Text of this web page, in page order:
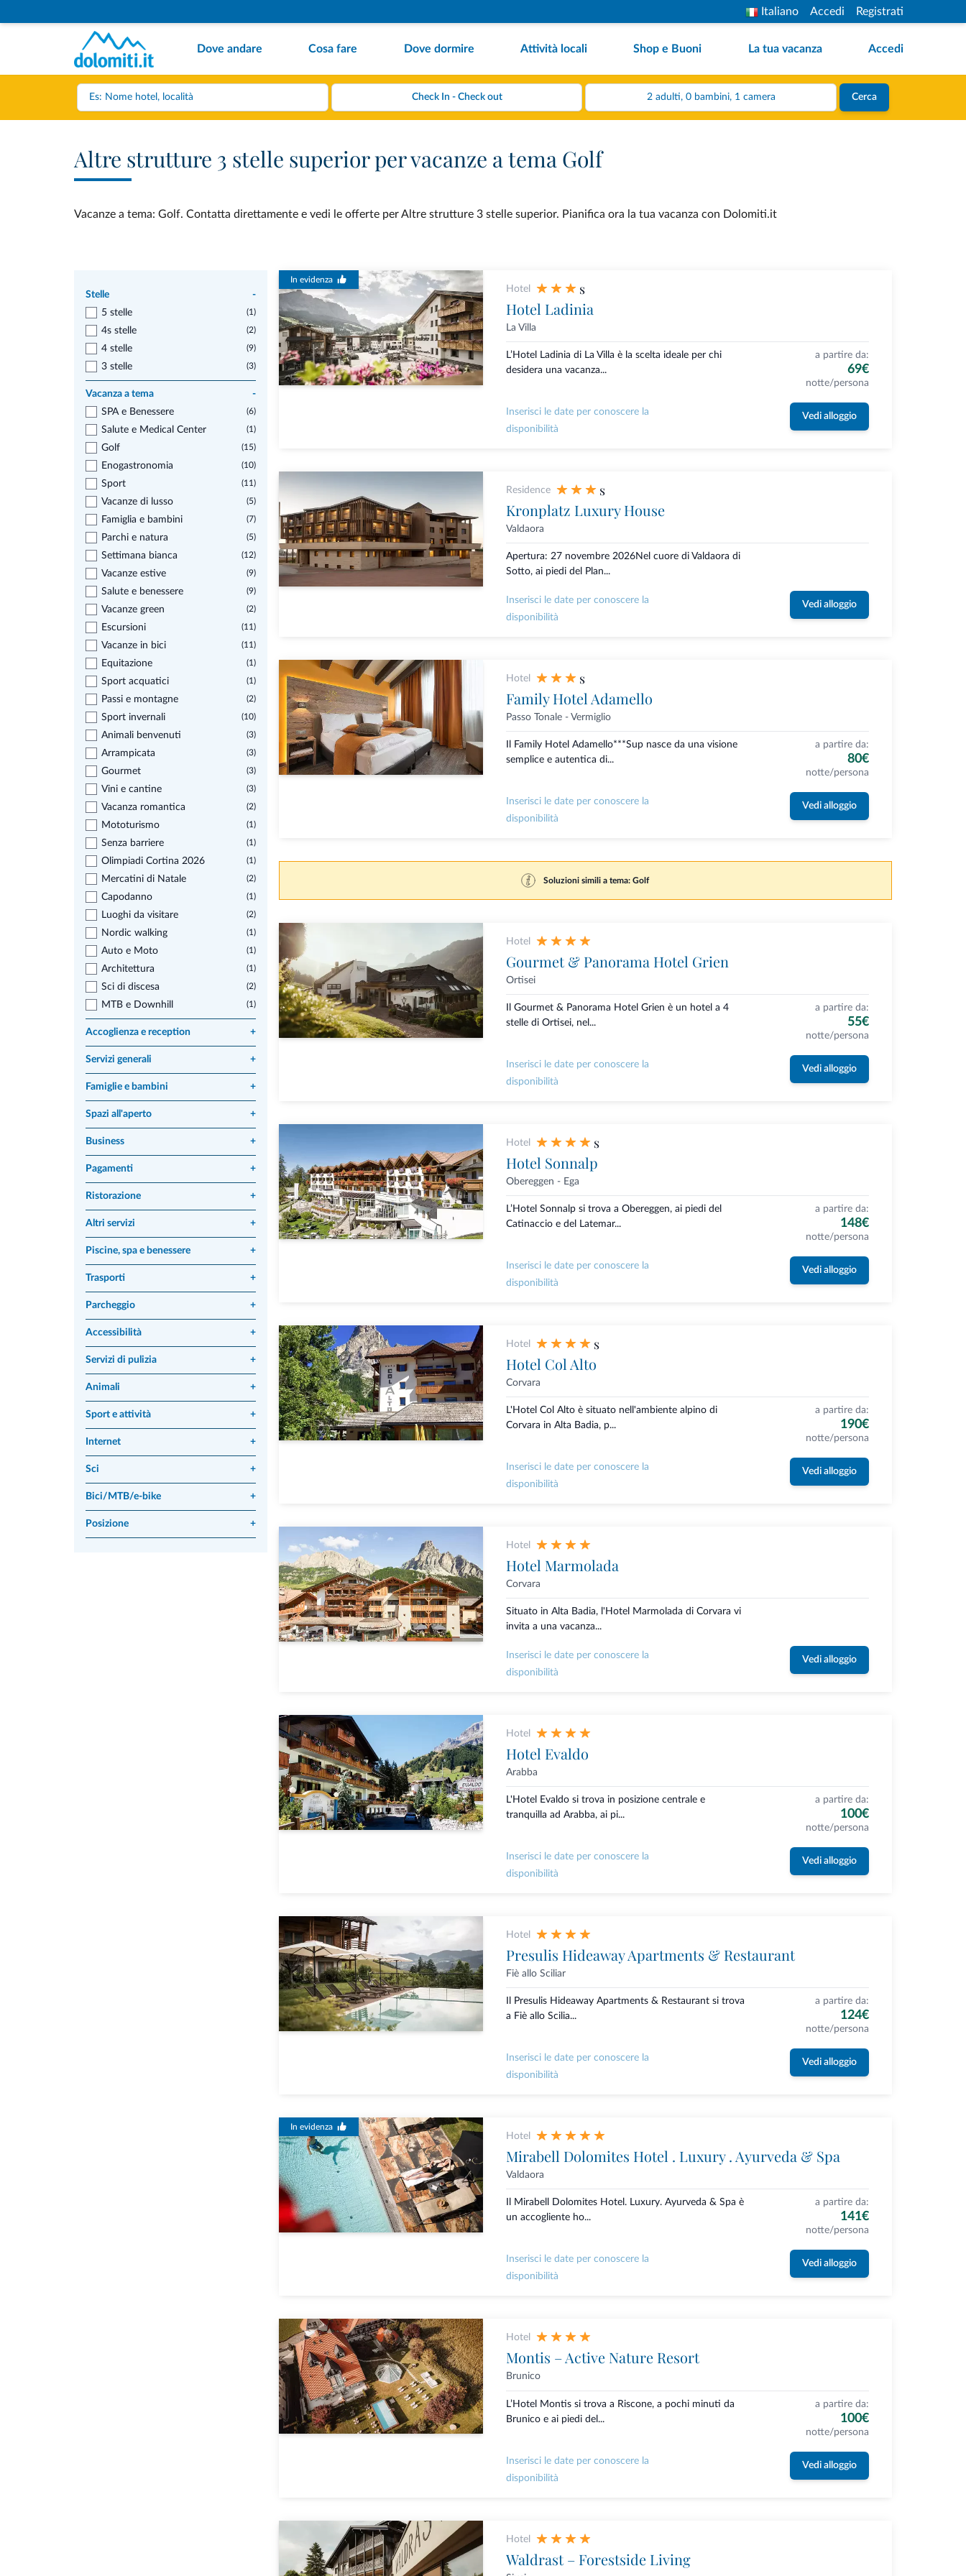
Italiano Accedi Registrati
Dove andare Cosa fare Dove dormire Attività locali Shop e Buoni La tua vacanza Accedi
2 adulti, 0 bambini, 1 camera Cerca
Altre strutture 3 stelle superior per vacanze a tema Golf
Vacanze a tema: Golf. Contatta direttamente e vedi le offerte per Altre strutture 3 stelle superior. Pianifica ora la tua vacanza con Dolomiti.it
Stelle
-
5 stelle
(1)
4s stelle (2)
4 stelle (9)
3 stelle (3)
Vacanza a tema
-
SPA e Benessere
(6)
Salute e Medical Center (1)
Golf (15)
Enogastronomia (10)
Sport (11)
Vacanze di lusso (5)
Famiglia e bambini (7)
Parchi e natura (5)
Settimana bianca (12)
Vacanze estive (9)
Salute e benessere (9)
Vacanze green (2)
Escursioni (11)
Vacanze in bici (11)
Equitazione (1)
Sport acquatici (1)
Passi e montagne (2)
Sport invernali (10)
Animali benvenuti (3)
Arrampicata (3)
Gourmet (3)
Vini e cantine (3)
Vacanza romantica (2)
Mototurismo (1)
Senza barriere (1)
Olimpiadi Cortina 2026 (1)
Mercatini di Natale (2)
Capodanno (1)
Luoghi da visitare (2)
Nordic walking (1)
Auto e Moto (1)
Architettura (1)
Sci di discesa (2)
MTB e Downhill (1)
Accoglienza e reception +
Servizi generali +
Famiglie e bambini +
Spazi all'aperto +
Business +
Pagamenti +
Ristorazione +
Altri servizi +
Piscine, spa e benessere +
Trasporti +
Parcheggio +
Accessibilità +
Servizi di pulizia +
Animali +
Sport e attività +
Internet +
Sci +
Bici/MTB/e-bike +
Posizione +
In evidenza
Hotel s
Hotel Ladinia
La Villa
L’Hotel Ladinia di La Villa è la scelta ideale per chi
desidera una vacanza...
a partire da:
69€
notte/persona
Inserisci le date per conoscere la
disponibilità
Vedi alloggio
Residence s
Kronplatz Luxury House
Valdaora
Apertura: 27 novembre 2026Nel cuore di Valdaora di
Sotto, ai piedi del Plan...
Inserisci le date per conoscere la
disponibilità
Vedi alloggio
Hotel s
Family Hotel Adamello
Passo Tonale - Vermiglio
Il Family Hotel Adamello***Sup nasce da una visione
semplice e autentica di...
a partire da:
80€
notte/persona
Inserisci le date per conoscere la
disponibilità
Vedi alloggio
Soluzioni simili a tema: Golf
Hotel
Gourmet & Panorama Hotel Grien
Ortisei
Il Gourmet & Panorama Hotel Grien è un hotel a 4
stelle di Ortisei, nel...
a partire da:
55€
notte/persona
Inserisci le date per conoscere la
disponibilità
Vedi alloggio
Hotel s
Hotel Sonnalp
Obereggen - Ega
L’Hotel Sonnalp si trova a Obereggen, ai piedi del
Catinaccio e del Latemar...
a partire da:
148€
notte/persona
Inserisci le date per conoscere la
disponibilità
Vedi alloggio
Hotel s
Hotel Col Alto
Corvara
L'Hotel Col Alto è situato nell'ambiente alpino di
Corvara in Alta Badia, p...
a partire da:
190€
notte/persona
Inserisci le date per conoscere la
disponibilità
Vedi alloggio
Hotel
Hotel Marmolada
Corvara
Situato in Alta Badia, l'Hotel Marmolada di Corvara vi
invita a una vacanza...
Inserisci le date per conoscere la
disponibilità
Vedi alloggio
Hotel
Hotel Evaldo
Arabba
L'Hotel Evaldo si trova in posizione centrale e
tranquilla ad Arabba, ai pi...
a partire da:
100€
notte/persona
Inserisci le date per conoscere la
disponibilità
Vedi alloggio
Hotel
Presulis Hideaway Apartments & Restaurant
Fiè allo Sciliar
Il Presulis Hideaway Apartments & Restaurant si trova
a Fiè allo Scilia...
a partire da:
124€
notte/persona
Inserisci le date per conoscere la
disponibilità
Vedi alloggio
In evidenza
Hotel
Mirabell Dolomites Hotel . Luxury . Ayurveda & Spa
Valdaora
Il Mirabell Dolomites Hotel. Luxury. Ayurveda & Spa è
un accogliente ho...
a partire da:
141€
notte/persona
Inserisci le date per conoscere la
disponibilità
Vedi alloggio
Hotel
Montis – Active Nature Resort
Brunico
L’Hotel Montis si trova a Riscone, a pochi minuti da
Brunico e ai piedi del...
a partire da:
100€
notte/persona
Inserisci le date per conoscere la
disponibilità
Vedi alloggio
Hotel
Waldrast – Forestside Living